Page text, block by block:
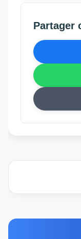
Partager